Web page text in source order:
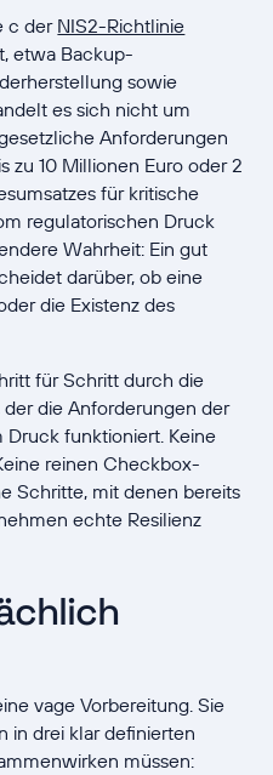
c der NIS2-Richtlinie
etwa Backup-
sowie
es sich nicht um
Anforderungen
zu 10 Millionen Euro oder 2
für kritische
regulatorischen Druck
Wahrheit: Ein gut
darüber, ob eine
die Existenz des
für Schritt durch die
die Anforderungen der
funktioniert. Keine
reinen Checkbox-
Schritte, mit denen bereits
echte Resilienz
vage Vorbereitung. Sie
in drei klar definierten
müssen: